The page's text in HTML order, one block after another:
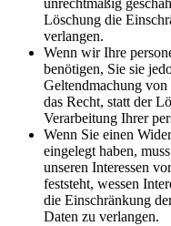
Löschung die
verlangen.
Wenn wir Ihre
benötigen, Sie sie
Geltendmachung von
das Recht, statt der
Verarbeitung Ihrer
Wenn Sie einen
eingelegt haben,
unseren Interessen
feststeht, wessen
die Einschränkung
Daten zu verlangen.